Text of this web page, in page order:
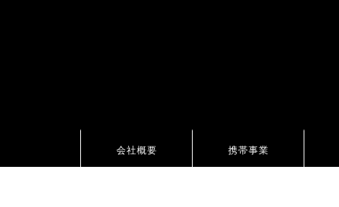
会社概要 携帯事業